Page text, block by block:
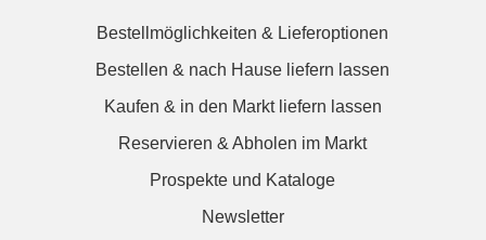
Bestellmöglichkeiten & Lieferoptionen
Bestellen & nach Hause liefern lassen
Kaufen & in den Markt liefern lassen
Reservieren & Abholen im Markt
Prospekte und Kataloge
Newsletter